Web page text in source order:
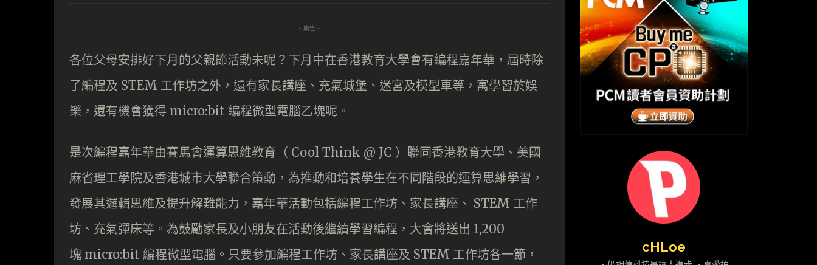
- 廣告 -
各位父母安排好下月的父親節活動未呢？下月中在香港教育大學會有編程嘉年華，屆時除
了編程及 STEM 工作坊之外，還有家長講座、充氣城堡、迷宮及模型車等，寓學習於娛
樂，還有機會獲得 micro:bit 編程微型電腦乙塊呢。
是次編程嘉年華由賽馬會運算思維教育（ Cool Think @ JC ）聯同香港教育大學、美國
麻省理工學院及香港城市大學聯合策動，為推動和培養學生在不同階段的運算思維學習，
發展其邏輯思維及提升解難能力，嘉年華活動包括編程工作坊、家長講座、 STEM 工作
坊、充氣彈床等。為鼓勵家長及小朋友在活動後繼續學習編程，大會將送出 1,200
塊 micro:bit 編程微型電腦。只要參加編程工作坊、家長講座及 STEM 工作坊各一節，
cHLoe